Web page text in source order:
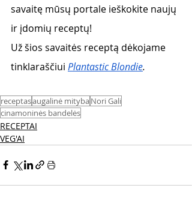
savaitę mūsų portale ieškokite naujų
ir įdomių receptų!
Už šios savaitės receptą dėkojame
tinklaraščiui Plantastic Blondie.
receptasaugalinė mitybaNori Gali
cinamoninės bandelės
RECEPTAI
VEG'AI